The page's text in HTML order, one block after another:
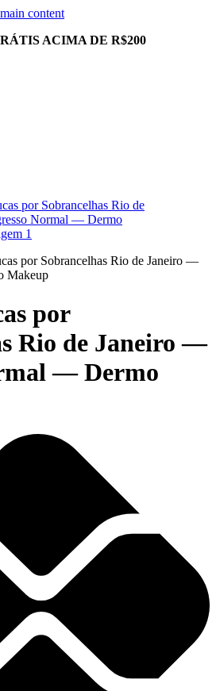
content
ACIMA DE R$200
por Sobrancelhas Rio de Janeiro —
Makeup
por
Rio de Janeiro —
— Dermo